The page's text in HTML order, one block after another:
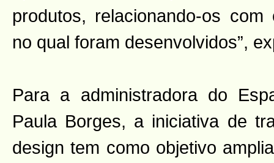
produtos, relacionando-os
no qual foram desenvolvidos”,
Para a administradora do
Paula Borges, a iniciativa de
design tem como objetivo